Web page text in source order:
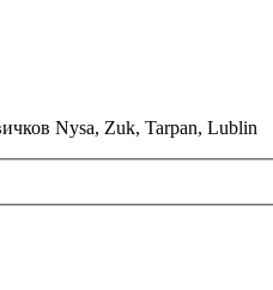
Nysa, Zuk, Tarpan, Lublin